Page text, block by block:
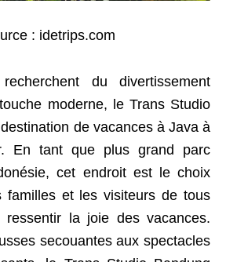
: idetrips.com
du divertissement
moderne, le Trans Studio
de vacances à Java à
En tant que plus grand parc
cet endroit est le choix
familles et les visiteurs de tous
ressentir la joie des vacances.
secouantes aux spectacles